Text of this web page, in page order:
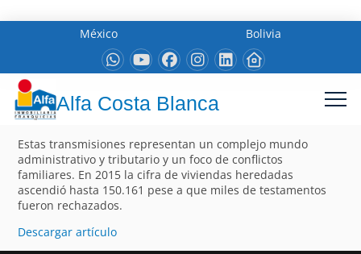
México Bolivia
Alfa Costa Blanca
Estas transmisiones representan un complejo mundo
administrativo y tributario y un foco de conflictos
familiares. En 2015 la cifra de viviendas heredadas
ascendió hasta 150.161 pese a que miles de testamentos
fueron rechazados.
Descargar artículo